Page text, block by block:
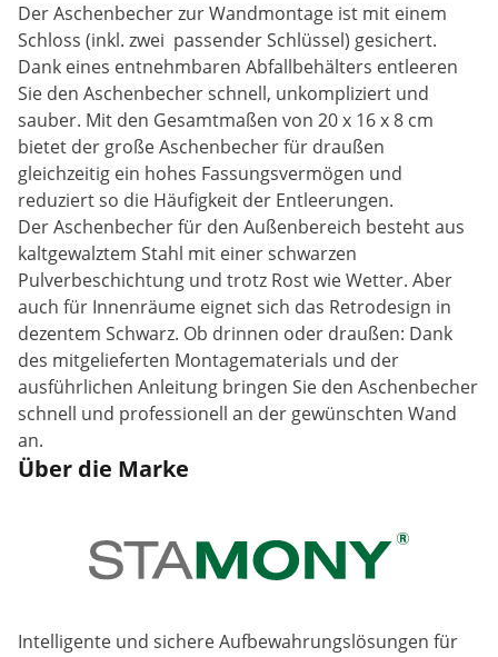
Der Aschenbecher zur Wandmontage ist mit einem
Schloss (inkl. zwei passender Schlüssel) gesichert.
Dank eines entnehmbaren Abfallbehälters entleeren
Sie den Aschenbecher schnell, unkompliziert und
sauber. Mit den Gesamtmaßen von 20 x 16 x 8 cm
bietet der große Aschenbecher für draußen
gleichzeitig ein hohes Fassungsvermögen und
reduziert so die Häufigkeit der Entleerungen.
Der Aschenbecher für den Außenbereich besteht aus
kaltgewalztem Stahl mit einer schwarzen
Pulverbeschichtung und trotz Rost wie Wetter. Aber
auch für Innenräume eignet sich das Retrodesign in
dezentem Schwarz. Ob drinnen oder draußen: Dank
des mitgelieferten Montagematerials und der
ausführlichen Anleitung bringen Sie den Aschenbecher
schnell und professionell an der gewünschten Wand
an.
Über die Marke
Intelligente und sichere Aufbewahrungslösungen für